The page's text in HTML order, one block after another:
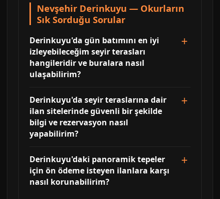
Nevşehir Derinkuyu — Okurların
Sık Sorduğu Sorular
Derinkuyu'da gün batımını en iyi
izleyebileceğim seyir terasları
hangileridir ve buralara nasıl
ulaşabilirim?
Derinkuyu'da seyir teraslarına dair
ilan sitelerinde güvenli bir şekilde
bilgi ve rezervasyon nasıl
yapabilirim?
Derinkuyu'daki panoramik tepeler
için ön ödeme isteyen ilanlara karşı
nasıl korunabilirim?